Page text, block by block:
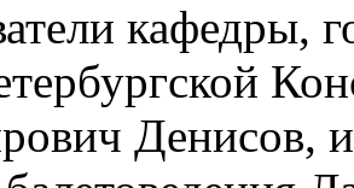
кафедры,
Денисов,